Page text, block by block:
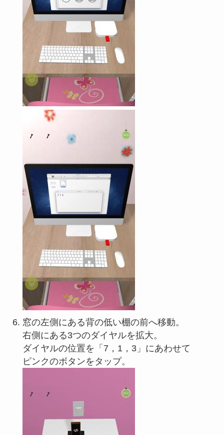
窓の左側にある背の低い棚の前へ移動。
右側にある3つのダイヤルを拡大。
ダイヤルの位置を「7，1，3」にあわせて
ピンクのボタンをタップ。